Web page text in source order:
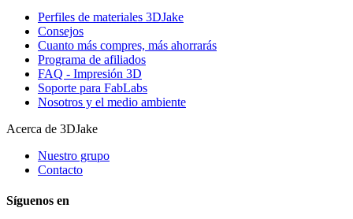
Perfiles de materiales 3DJake
Consejos
Cuanto más compres, más ahorrarás
Programa de afiliados
FAQ - Impresión 3D
Soporte para FabLabs
Nosotros y el medio ambiente
Acerca de 3DJake
Nuestro grupo
Contacto
Síguenos en